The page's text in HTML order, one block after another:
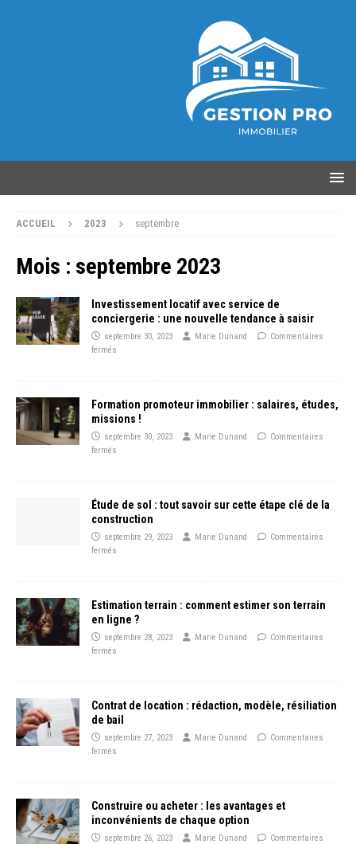
ACCUEIL 2023 septembre
Mois : septembre 2023
Investissement locatif avec service de
conciergerie : une nouvelle tendance à saisir
septembre 30, 2023 Marie Dunand
Commentaires
fermés
Formation promoteur immobilier : salaires, études,
missions !
septembre 30, 2023 Marie Dunand
Commentaires
fermés
Étude de sol : tout savoir sur cette étape clé de la
construction
septembre 29, 2023 Marie Dunand
Commentaires
fermés
Estimation terrain : comment estimer son terrain
en ligne ?
septembre 28, 2023 Marie Dunand
Commentaires
fermés
Contrat de location : rédaction, modèle, résiliation
de bail
septembre 27, 2023 Marie Dunand
Commentaires
fermés
Construire ou acheter : les avantages et
inconvénients de chaque option
septembre 26, 2023 Marie Dunand
Commentaires